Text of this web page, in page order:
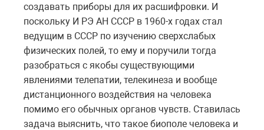
создавать приборы для их расшифровки. И
поскольку И РЭ АН СССР в 1960-х годах стал
ведущим в СССР по изучению сверхслабых
физических полей, то ему и поручили тогда
разобраться с якобы существующими
явлениями телепатии, телекинеза и вообще
дистанционного воздействия на человека
помимо его обычных органов чувств. Ставилась
задача выяснить, что такое биополе человека и